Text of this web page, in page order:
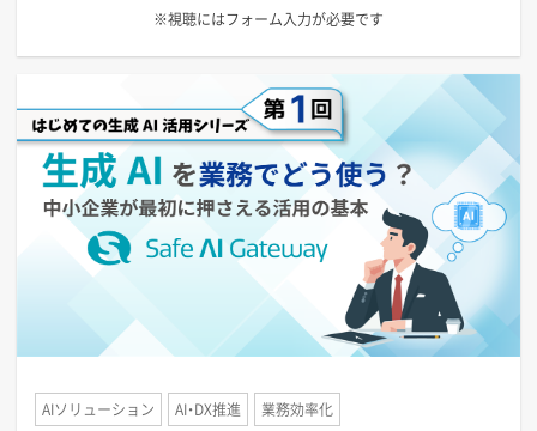
※視聴にはフォーム入力が必要です
AIソリューション AI・DX推進 業務効率化